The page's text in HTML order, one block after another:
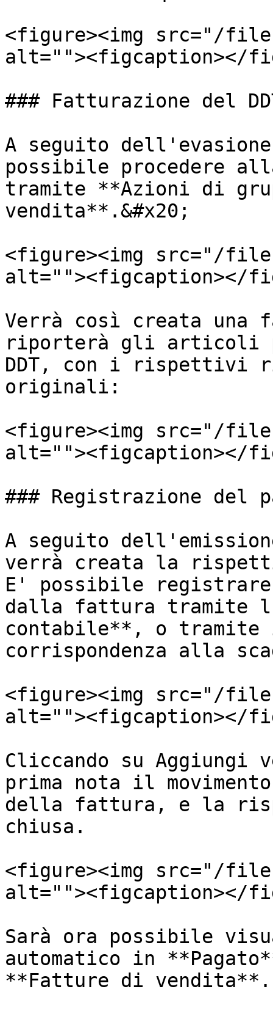
<figure><img src="/files/
alt=""><figcaption></
### Fatturazione del
A seguito
possibile procedere
tramite **Azioni di
vendita**.&#x20;
<figure><img src="/files/
alt=""><figcaption></
Verrà così creata una
riporterà gli articoli
DDT, con i rispettivi
originali:
<figure><img src="/files/
alt=""><figcaption></
### Registrazione del
A seguito
verrà creata la
E' possibile registrare
dalla fattura tramite
contabile**, o
corrispondenza alla
<figure><img src="/
alt=""><figcaption></
Cliccando su
prima nota il
della fattura, e la
chiusa.
<figure><img src="/files/
alt=""><figcaption></
Sarà ora possibile
automatico in
**Fatture di vendita**.